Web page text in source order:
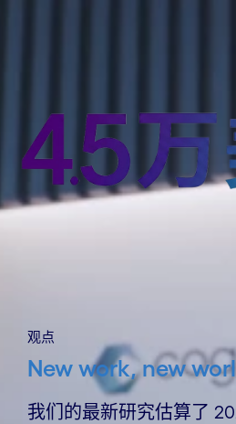
观点
New work, new
我们的最新研究估算了